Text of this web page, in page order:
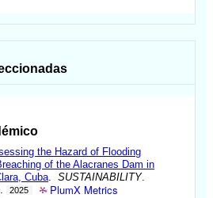
the Hazard of Flooding
of the Alacranes Dam in
Cuba .SUSTAINABILITY.
2025 PlumX Metrics